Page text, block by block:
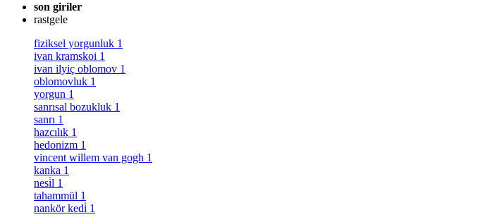
son giriler
rastgele
fiziksel yorgunluk 1
ivan kramskoi 1
ivan ilyiç oblomov 1
oblomovluk 1
yorgun 1
sanrısal bozukluk 1
sanrı 1
hazcılık 1
hedonizm 1
vincent willem van gogh 1
kanka 1
nesi̇l 1
tahammül 1
nankör kedi̇ 1